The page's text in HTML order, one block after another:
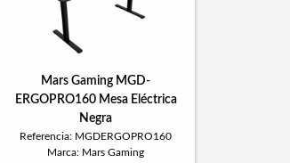
Mars Gaming MGD-
ERGOPRO160 Mesa Eléctrica
Negra
Referencia: MGDERGOPRO160
Marca: Mars Gaming